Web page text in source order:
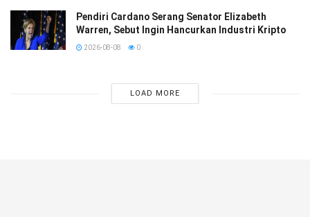
Pendiri Cardano Serang Senator Elizabeth
Warren, Sebut Ingin Hancurkan Industri Kripto
2026-08-08 0
LOAD MORE